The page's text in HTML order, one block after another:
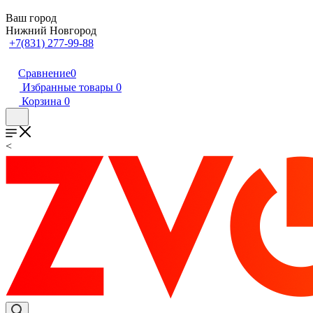
Ваш город
Нижний Новгород
+7(831) 277-99-88
Сравнение0
Избранные товары 0
Корзина 0
<